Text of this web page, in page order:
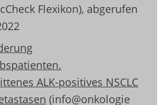
Flexikon), abgerufen
ALK-positives NSCLC
(info@onkologie